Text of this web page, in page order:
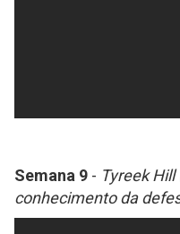
Semana 9 - Tyreek
conhecimento da